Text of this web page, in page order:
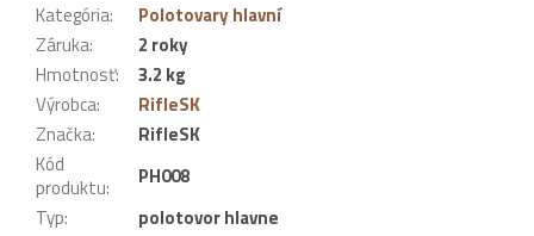
Kategória:
Polotovary hlavní
Záruka:
2 roky
Hmotnosť:
3.2 kg
Výrobca:
RifleSK
Značka:
RifleSK
Kód
produktu:
PH008
Typ:
polotovor hlavne